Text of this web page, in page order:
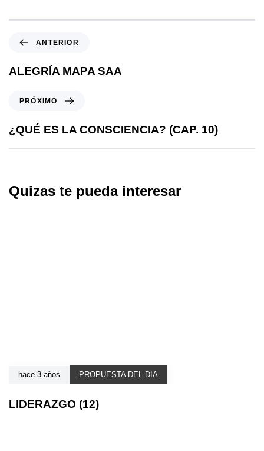
ANTERIOR
ALEGRÍA MAPA SAA
PRÓXIMO
¿QUÉ ES LA CONSCIENCIA? (CAP. 10)
Quizas te pueda interesar
hace 3 años PROPUESTA DEL DIA
LIDERAZGO (12)